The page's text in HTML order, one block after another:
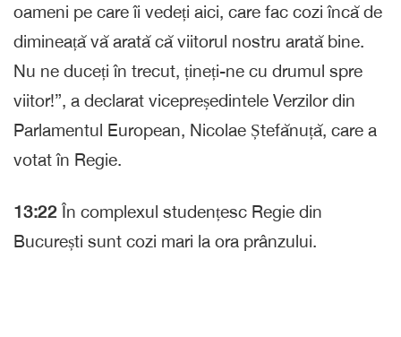
oameni pe care îi vedeți aici, care fac cozi încă de
dimineață vă arată că viitorul nostru arată bine.
Nu ne duceți în trecut, țineți-ne cu drumul spre
viitor!”, a declarat vicepreședintele Verzilor din
Parlamentul European, Nicolae Ștefănuță, care a
votat în Regie.
13:22 În complexul studențesc Regie din
București sunt cozi mari la ora prânzului.